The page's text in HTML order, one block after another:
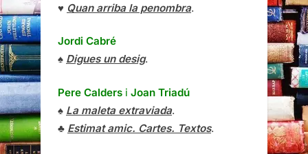
♥ Quan arriba la penombra.
Jordi Cabré
♠ Digues un desig.
Pere Calders i Joan Triadú
♠ La maleta extraviada.
♣ Estimat amic. Cartes. Textos.